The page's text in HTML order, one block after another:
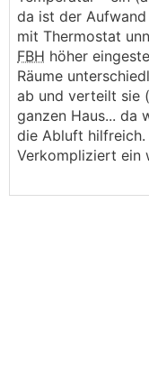
da ist der
mit Thermostat
FBH höher
Räume
ab und verteilt sie
ganzen Haus... da
die Abluft hilfreich.
Verkompliziert ein